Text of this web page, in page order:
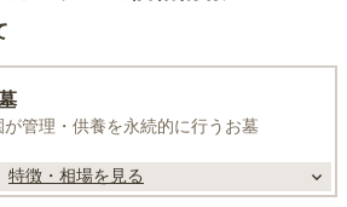
が管理・供養を永続的に行うお墓
特徴・相場を見る